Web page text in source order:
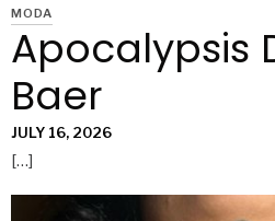
MODA
Apocalypsis
Baer
JULY 16, 2026
[…]